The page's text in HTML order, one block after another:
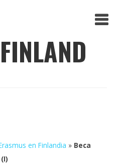
en Finlandia » Beca